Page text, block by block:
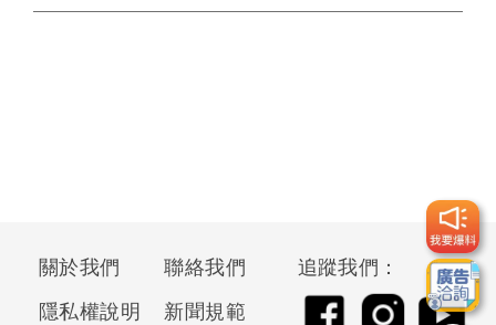
關於我們
聯絡我們
隱私權說明
新聞規範
追蹤我們：